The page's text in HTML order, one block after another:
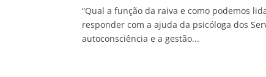
“Qual a função da raiva e como podemos
responder com a ajuda da psicóloga dos
autoconsciência e a gestão...